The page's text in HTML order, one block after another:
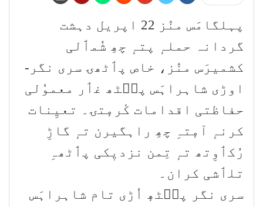
پہلگامَس منٛز 22 اپریل دہشت
گردانہ حملہٕ پتہٕ چھِ شُمٲلی
کشمیرَس منٛز، خاص پٲٹھۍ سری نگر-
اوڑی شاہراہَس پٮ۪ٹھ غٲر معموٗلی
حفاظتی اقدامات کٔرمٕتۍ۔ تعیِنات
کرنہٕ آمٕتہِ چھِ راہگیرن تہٕ گاڑِ
رُکٲوِتھ تہٕ تِمن نزدیٖکی پٲٹھہِ
تلٲشی کران۔
سری نگر پٮ۪ٹھٕ اٗڑی تام شاہراہَس